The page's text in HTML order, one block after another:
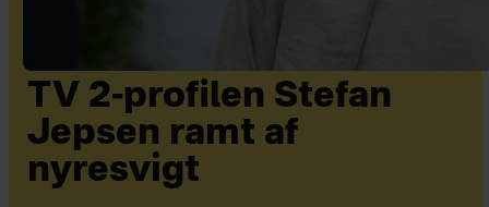
TV 2-profilen Stefan
Jepsen ramt af
nyresvigt